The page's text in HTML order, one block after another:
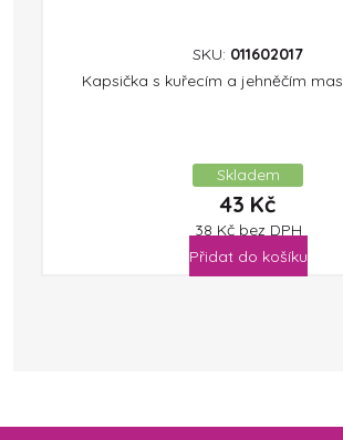
SKU: 011602017
Kapsička s kuřecím a jehněčím
Skladem
43 Kč
38 Kč bez DPH
Přidat do košíku